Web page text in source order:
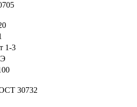
1-3
30732